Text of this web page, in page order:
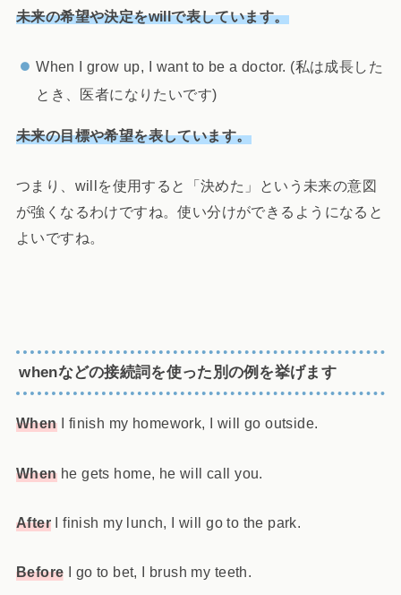
未来の希望や決定をwillで表しています。
When I grow up, I want to be a doctor. (私は成長した
とき、医者になりたいです)
未来の目標や希望を表しています。
つまり、willを使用すると「決めた」という未来の意図
が強くなるわけですね。使い分けができるようになると
よいですね。
whenなどの接続詞を使った別の例を挙げます
WhenI finish my homework, I will go outside.
Whenhe gets home, he will call you.
AfterI finish my lunch, I will go to the park.
Before I go to bet, I brush my teeth.